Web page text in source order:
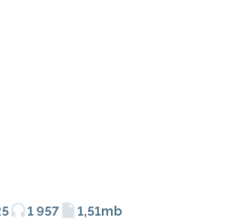
1 957 1,51mb